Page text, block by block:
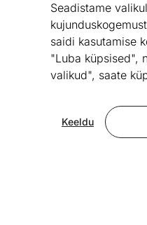
Seadistame
saidi kasutamise
"Luba küpsised",
valikud", saate
Keeldu